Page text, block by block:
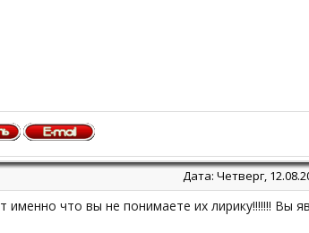
Дата: Четверг,
именно что вы не понимаете их лирику!!!!!!! Вы